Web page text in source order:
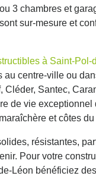
3 chambres et
sur-mesure et
à Saint-Pol-
au centre-ville ou
Cléder, Santec,
de vie exceptionnel
et côtes
résistantes,
Pour votre
Léon bénéficiez